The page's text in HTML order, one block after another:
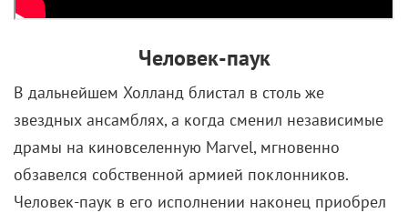
Человек-паук
В дальнейшем Холланд блистал в столь же
звездных ансамблях, а когда сменил независимые
драмы на киновселенную Marvel, мгновенно
обзавелся собственной армией поклонников.
Человек-паук в его исполнении наконец приобрел